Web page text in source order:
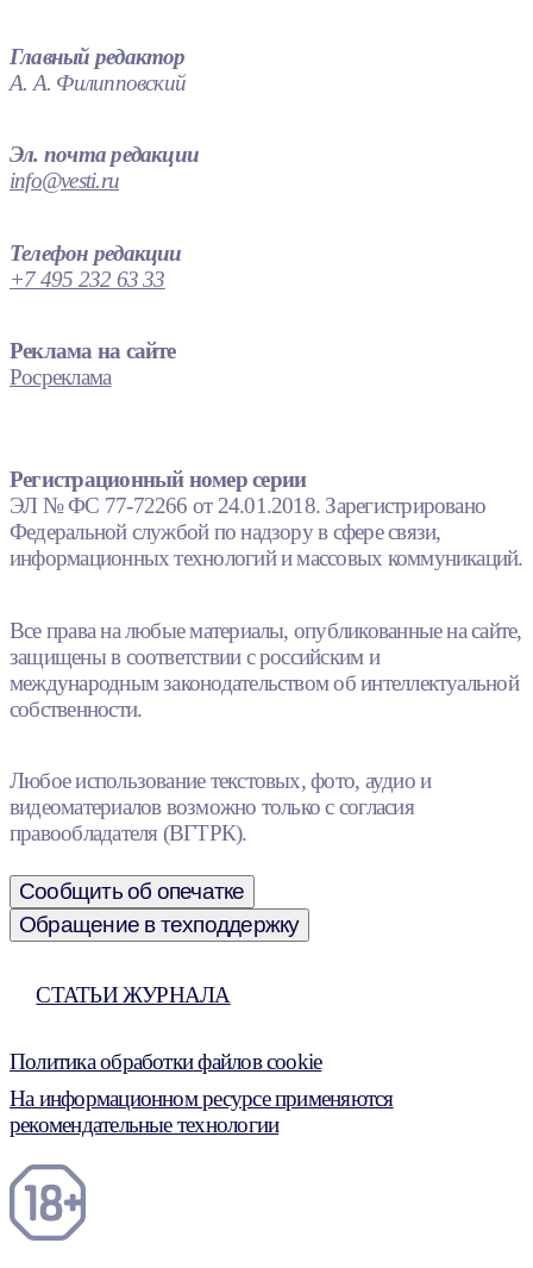
Главный редактор
А. А. Филипповский
Эл. почта редакции
info@vesti.ru
Телефон редакции
+7 495 232 63 33
Реклама на сайте
Росреклама
Регистрационный номер серии
ЭЛ № ФС 77-72266 от 24.01.2018. Зарегистрировано
Федеральной службой по надзору в сфере связи,
информационных технологий и массовых коммуникаций.
Все права на любые материалы, опубликованные на сайте,
защищены в соответствии с российским и
международным законодательством об интеллектуальной
собственности.
Любое использование текстовых, фото, аудио и
видеоматериалов возможно только с согласия
правообладателя (ВГТРК).
Сообщить об опечатке
Обращение в техподдержку
СТАТЬИ ЖУРНАЛА
Политика обработки файлов cookie
На информационном ресурсе применяются
рекомендательные технологии